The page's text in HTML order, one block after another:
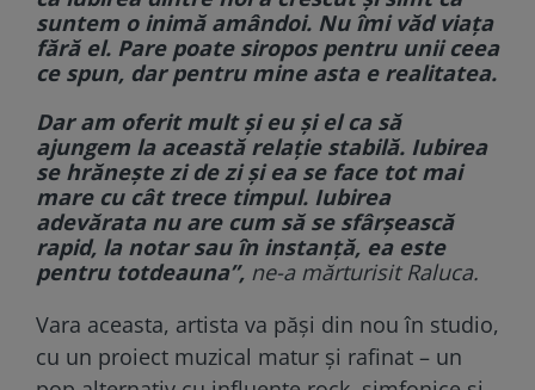
suntem o inimă amândoi. Nu îmi văd viața
fără el. Pare poate siropos pentru unii ceea
ce spun, dar pentru mine asta e realitatea.
Dar am oferit mult și eu și el ca să
ajungem la această relație stabilă. Iubirea
se hrănește zi de zi și ea se face tot mai
mare cu cât trece timpul. Iubirea
adevărata nu are cum să se sfârșească
rapid, la notar sau în instanță, ea este
pentru totdeauna”, ne-a mărturisit Raluca.
Vara aceasta, artista va păși din nou în studio,
cu un proiect muzical matur și rafinat – un